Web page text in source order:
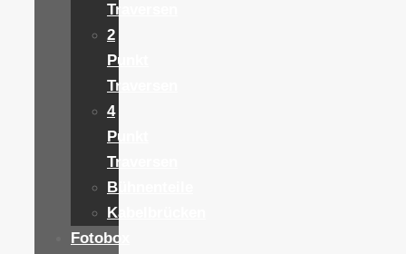
Traversen
2
Punkt
Traversen
4
Punkt
Traversen
Bühnenteile
Kabelbrücken
Fotobox